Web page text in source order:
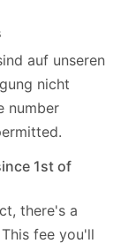
auf unseren
nicht
number
1st of
there's a
fee you'll